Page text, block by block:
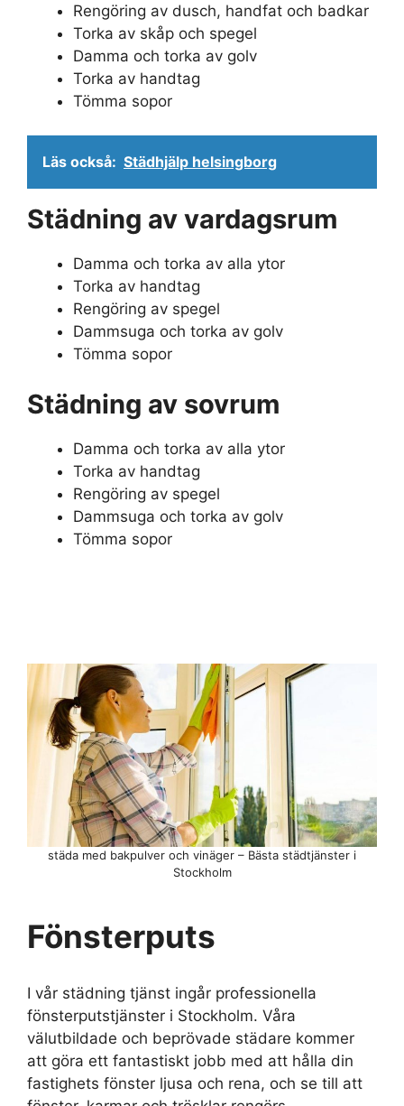
Rengöring av dusch, handfat och badkar
Torka av skåp och spegel
Damma och torka av golv
Torka av handtag
Tömma sopor
Läs också: Städhjälp helsingborg
Städning av vardagsrum
Damma och torka av alla ytor
Torka av handtag
Rengöring av spegel
Dammsuga och torka av golv
Tömma sopor
Städning av sovrum
Damma och torka av alla ytor
Torka av handtag
Rengöring av spegel
Dammsuga och torka av golv
Tömma sopor
städa med bakpulver och vinäger – Bästa städtjänster i
Stockholm
Fönsterputs
I vår städning tjänst ingår professionella
fönsterputstjänster i Stockholm. Våra
välutbildade och beprövade städare kommer
att göra ett fantastiskt jobb med att hålla din
fastighets fönster ljusa och rena, och se till att